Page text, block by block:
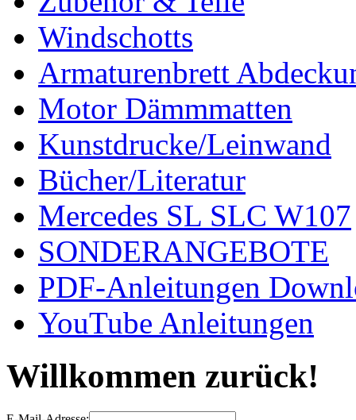
Windschotts
Armaturenbrett
Motor Dämmmatten
Kunstdrucke/Leinwand
Bücher/Literatur
Mercedes SL SLC W107
SONDERANGEBOTE
PDF-Anleitungen
YouTube Anleitungen
Willkommen zurück!